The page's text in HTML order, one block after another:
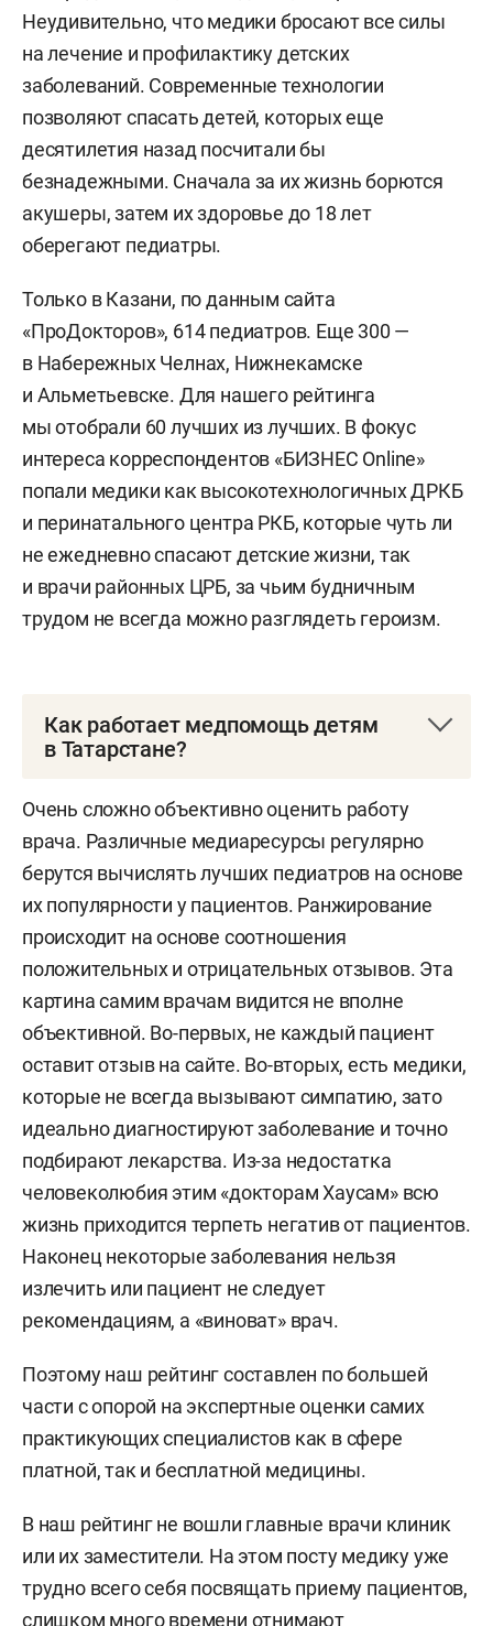
Неудивительно, что медики бросают все силы
на лечение и профилактику детских
заболеваний. Современные технологии
позволяют спасать детей, которых еще
десятилетия назад посчитали бы
безнадежными. Сначала за их жизнь борются
акушеры, затем их здоровье до 18 лет
оберегают педиатры.
Только в Казани, по данным сайта
«ПроДокторов», 614 педиатров. Еще 300 —
в Набережных Челнах, Нижнекамске
и Альметьевске. Для нашего рейтинга
мы отобрали 60 лучших из лучших. В фокус
интереса корреспондентов «БИЗНЕС Online»
попали медики как высокотехнологичных ДРКБ
и перинатального центра РКБ, которые чуть ли
не ежедневно спасают детские жизни, так
и врачи районных ЦРБ, за чьим будничным
трудом не всегда можно разглядеть героизм.
Как работает медпомощь детям
в Татарстане?
в Татарстане состоит из трех этапов. Первым
заболевшего ребенка принимает участковый
педиатр, и на этом уровне решается
большинство детских болячек. Если случай
особый, потребуется вмешательство городской
или районной больницы, а если уникальный —
им занимается ДРКБ.
Все сложные случаи родов принимаются
в перинатальном центре РКБ. В больнице есть
три отделения, куда может поступить младенец.
Если вопреки опасениям он родился вовремя
и здоровым, попадает в отделение
новорожденных. Если раньше срока —
в отделение патологии и реанимации, а если ему
требуется операционное вмешательство —
в отделение реанимации и интенсивной терапии.
вмешательство, доводятся до стабильного
состояния в третьем отделении, после чего
их транспортируют в ДРКБ для проведения
операции.
Есть и четвертый уровень «обороны» —
федеральный центр. В Москве, признают
собеседники нашего издания, может быть
Очень сложно объективно оценить работу
врача. Различные медиаресурсы регулярно
берутся вычислять лучших педиатров на основе
их популярности у пациентов. Ранжирование
происходит на основе соотношения
положительных и отрицательных отзывов. Эта
картина самим врачам видится не вполне
объективной. Во-первых, не каждый пациент
оставит отзыв на сайте. Во-вторых, есть медики,
которые не всегда вызывают симпатию, зато
идеально диагностируют заболевание и точно
подбирают лекарства. Из-за недостатка
человеколюбия этим «докторам Хаусам» всю
жизнь приходится терпеть негатив от пациентов.
Наконец некоторые заболевания нельзя
излечить или пациент не следует
рекомендациям, а «виноват» врач.
Поэтому наш рейтинг составлен по большей
части с опорой на экспертные оценки самих
практикующих специалистов как в сфере
платной, так и бесплатной медицины.
В наш рейтинг не вошли главные врачи клиник
или их заместители. На этом посту медику уже
трудно всего себя посвящать приему пациентов,
слишком много времени отнимают